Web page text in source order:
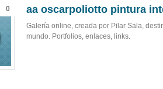
0 aa oscarpoliotto pintura
Galería online, creada por Pilar Sala,
mundo. Portfolios, enlaces, links.